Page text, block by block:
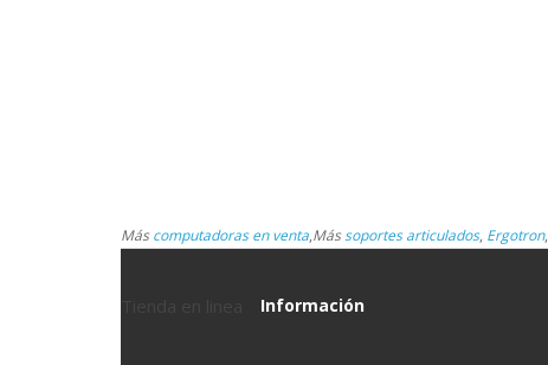
Máscomputadoras en venta,Mássoportes articulados, Ergotron,
Información